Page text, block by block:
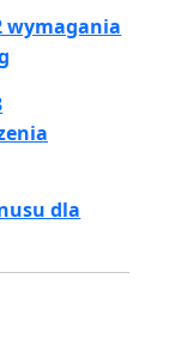
wymagania
dla